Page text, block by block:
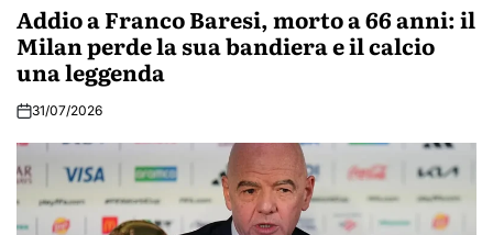
Addio a Franco Baresi, morto a 66 anni: il
Milan perde la sua bandiera e il calcio
una leggenda
31/07/2026